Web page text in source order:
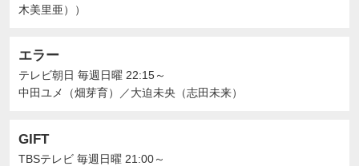
木美里亜））
エラー
テレビ朝日 毎週日曜 22:15～
中田ユメ（畑芽育）
／大迫未央（志田未来）
GIFT
TBSテレビ 毎週日曜 21:00～